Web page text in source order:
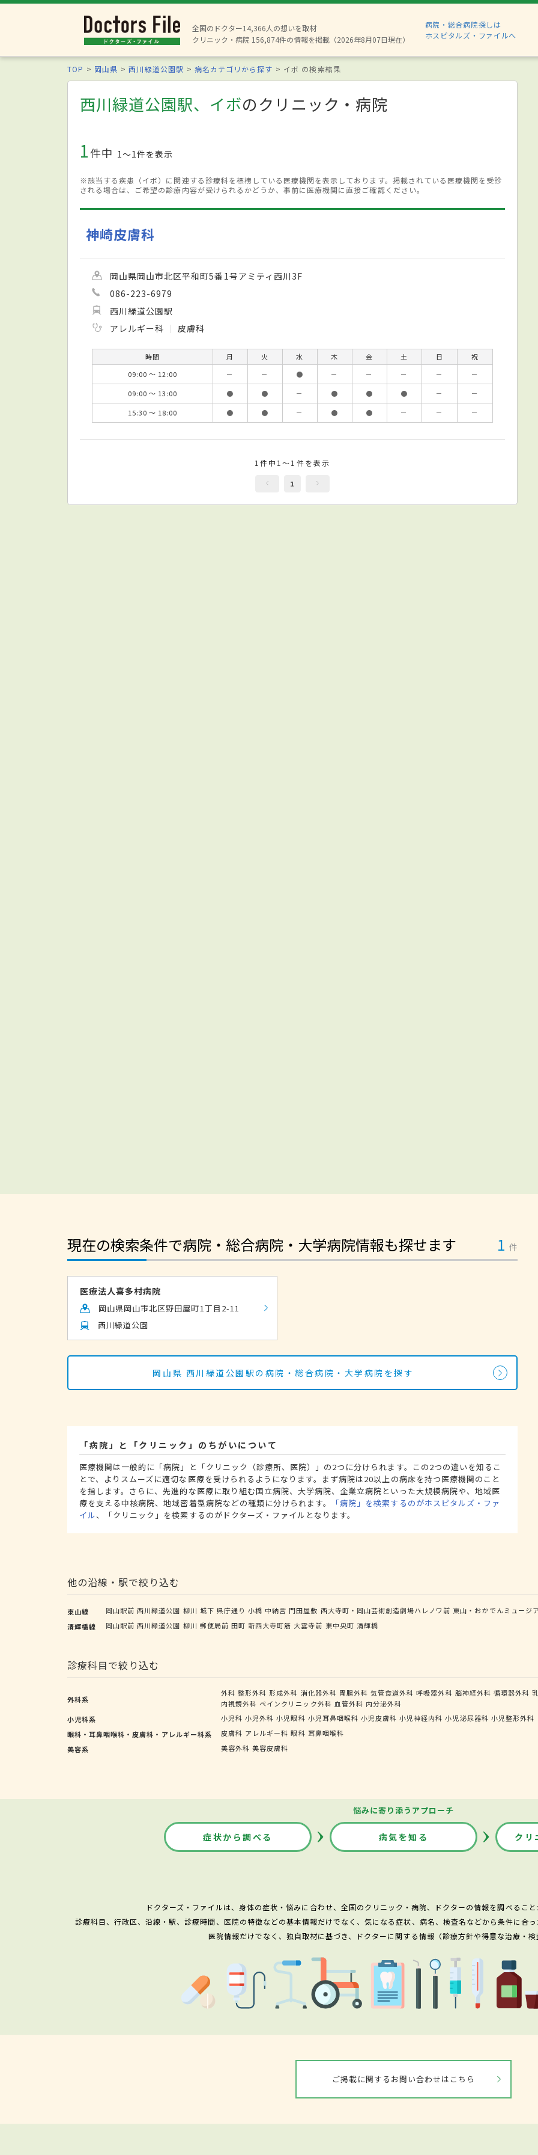
全国のドクター14,366人の想いを取材
クリニック・病院 156,874件の情報を掲載（2026年8月07日現在）
病院・総合病院探しは
ホスピタルズ・ファイルへ
TOP 岡山県 西川緑道公園駅 病名カテゴリから探す イボ の検索結果
西川緑道公園駅、イボのクリニック・病院
1件中 1〜1件を表示
※該当する疾患（イボ）に関連する診療科を標榜している医療機関を表示しております。掲載されている医療機関を受診
される場合は、ご希望の診療内容が受けられるかどうか、事前に医療機関に直接ご確認ください。
神崎皮膚科
岡山県岡山市北区平和町5番1号アミティ西川3F
086-223-6979
西川緑道公園駅
アレルギー科
皮膚科
時間 月 火 水 木 金 土 日
祝
09:00 ～ 12:00
－ － ● － － － －
－
09:00 ～ 13:00
● ● － ● ● ● －
－
15:30 ～ 18:00
● ● － ● ● － － －
1件中1～1件を表示
1
現在の検索条件で病院・総合病院・大学病院情報も探せます 1 件
医療法人喜多村病院
岡山県岡山市北区野田屋町1丁目2-11
西川緑道公園
岡山県 西川緑道公園駅の病院・総合病院・大学病院を探す
「病院」と「クリニック」のちがいについて
医療機関は一般的に「病院」と「クリニック（診療所、医院）」の2つに分けられます。この2つの違いを知るこ
とで、よりスムーズに適切な医療を受けられるようになります。まず病院は20以上の病床を持つ医療機関のこと
を指します。さらに、先進的な医療に取り組む国立病院、大学病院、企業立病院といった大規模病院や、地域医
療を支える中核病院、地域密着型病院などの種類に分けられます。
「病院」を検索するのがホスピタルズ・ファ
イル、「クリニック」を検索するのがドクターズ・ファイルとなります。
他の沿線・駅で絞り込む
東山線 岡山駅前 西川緑道公園 柳川 城下 県庁通り 小橋 中納言 門田屋敷 西大寺町・岡山芸術創造劇場ハレノワ前 東山・おかでんミュージ
清輝橋線
岡山駅前 西川緑道公園 柳川 郵便局前 田町 新西大寺町筋 大雲寺前 東中央町 清輝橋
診療科目で絞り込む
外科系
外科 整形外科 形成外科 消化器外科 胃腸外科 気管食道外科 呼吸器外科 脳神経外科 循環器外科
内視鏡外科 ペインクリニック外科 血管外科 内分泌外科
小児科系
小児科 小児外科 小児眼科 小児耳鼻咽喉科 小児皮膚科 小児神経内科 小児泌尿器科 小児整形外科
眼科・耳鼻咽喉科・皮膚科・アレルギー科系
皮膚科 アレルギー科 眼科 耳鼻咽喉科
美容系
美容外科 美容皮膚科
悩みに寄り添うアプローチ
症状から調べる 病気を知る クリ
ドクターズ・ファイルは、身体の症状・悩みに合わせ、全国のクリニック・病院、ドクターの情報を調べるこ
診療科目、行政区、沿線・駅、診療時間、医院の特徴などの基本情報だけでなく、気になる症状、病名、検査名などから条件に合
医院情報だけでなく、独自取材に基づき、ドクターに関する情報（診療方針や得意な治療・
ご掲載に関するお問い合わせはこちら